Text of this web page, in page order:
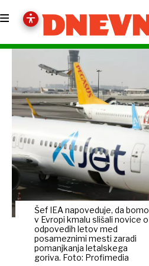
Šef IEA napoveduje, da bomo
v Evropi kmalu slišali novice o
odpovedih letov med
posameznimi mesti zaradi
pomanjkanja letalskega
goriva. Foto: Profimedia